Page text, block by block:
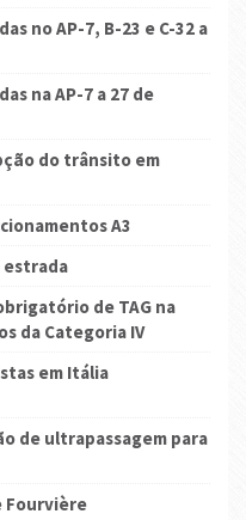
no AP-7, B-23 e C-32 a
na AP-7 a 27 de
do trânsito em
A3
estrada
de TAG na
da Categoria IV
em Itália
de ultrapassagem para
Fourvière